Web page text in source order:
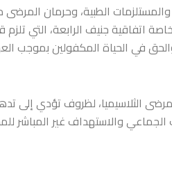
الطبية، وحرمان المرضى
اتفاقية جنيف الرابعة، التي تلزم
في الحياة المكفولين بموجب
الثلاسيميا، لظروف تؤدي إلى
والاستهداف غير المباشر